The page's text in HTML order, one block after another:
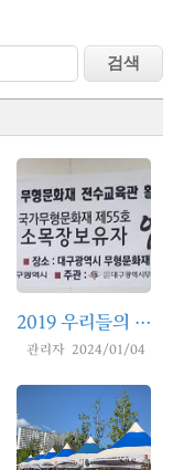
2019 우리들의 얼 레리 - <소목장> 보유자 엄태조 작품전
관리자 2024/01/04